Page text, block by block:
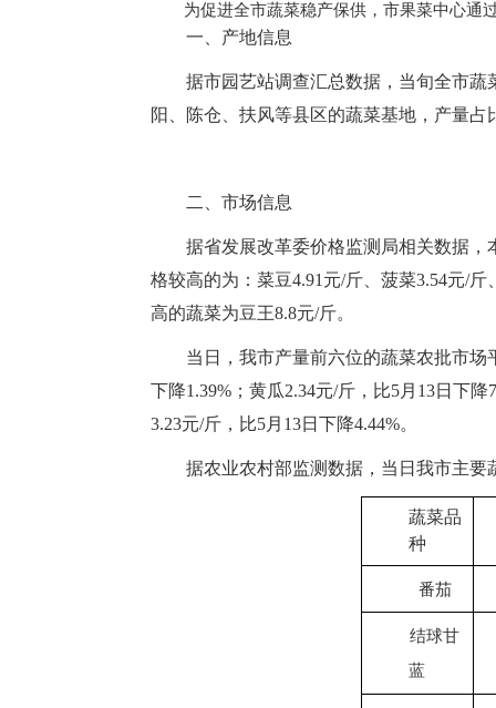
为促进全市蔬菜稳产保供，市果菜中心通
一、产地信息
据市园艺站调查汇总数据，当旬全市蔬
阳、陈仓、扶风等县区的蔬菜基地，产量占
二、市场信息
据省发展改革委价格监测局相关数据
格较高的为：菜豆4.91元/斤、菠菜3.54元/
高的蔬菜为豆王8.8元/斤。
当日，我市产量前六位的蔬菜农批市场
下降1.39%；黄瓜2.34元/斤，比5月13日下
3.23元/斤，比5月13日下降4.44%。
据农业农村部监测数据，当日我市主
蔬菜品
种
番茄
结球甘
蓝